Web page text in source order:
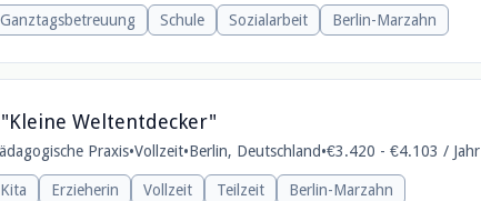
Ganztagsbetreuung Schule Sozialarbeit Berlin-Marzahn
Weltentdecker"
Praxis•Vollzeit•Berlin, Deutschland•€3.420 - €4.103 / Jahr
Kita Erzieherin Vollzeit Teilzeit Berlin-Marzahn